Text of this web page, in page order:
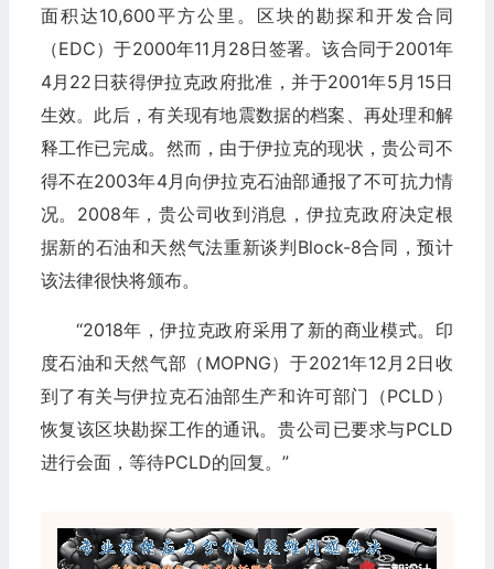
面积达10,600平方公里。区块的勘探和开发合同
（EDC）于2000年11月28日签署。该合同于2001年
4月22日获得伊拉克政府批准，并于2001年5月15日
生效。此后，有关现有地震数据的档案、再处理和解
释工作已完成。然而，由于伊拉克的现状，贵公司不
得不在2003年4月向伊拉克石油部通报了不可抗力情
况。2008年，贵公司收到消息，伊拉克政府决定根
据新的石油和天然气法重新谈判Block-8合同，预计
该法律很快将颁布。
“2018年，伊拉克政府采用了新的商业模式。印
度石油和天然气部（MOPNG）于2021年12月2日收
到了有关与伊拉克石油部生产和许可部门（PCLD）
恢复该区块勘探工作的通讯。贵公司已要求与PCLD
进行会面，等待PCLD的回复。”